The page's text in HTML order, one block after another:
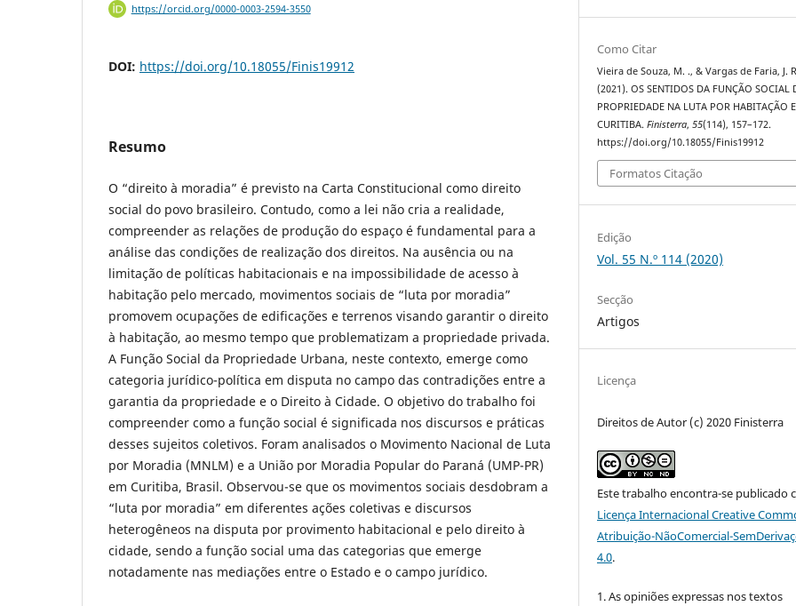
https://orcid.org/0000-0003-2594-3550
DOI: https://doi.org/10.18055/Finis19912
Resumo
O “direito à moradia” é previsto na Carta Constitucional como direito
social do povo brasileiro. Contudo, como a lei não cria a realidade,
compreender as relações de produção do espaço é fundamental para a
análise das condições de realização dos direitos. Na ausência ou na
limitação de políticas habitacionais e na impossibilidade de acesso à
habitação pelo mercado, movimentos sociais de “luta por moradia”
promovem ocupações de edificações e terrenos visando garantir o direito
à habitação, ao mesmo tempo que problematizam a propriedade privada.
A Função Social da Propriedade Urbana, neste contexto, emerge como
categoria jurídico-política em disputa no campo das contradições entre a
garantia da propriedade e o Direito à Cidade. O objetivo do trabalho foi
compreender como a função social é significada nos discursos e práticas
desses sujeitos coletivos. Foram analisados o Movimento Nacional de Luta
por Moradia (MNLM) e a União por Moradia Popular do Paraná (UMP-PR)
em Curitiba, Brasil. Observou-se que os movimentos sociais desdobram a
“luta por moradia” em diferentes ações coletivas e discursos
heterogêneos na disputa por provimento habitacional e pelo direito à
cidade, sendo a função social uma das categorias que emerge
notadamente nas mediações entre o Estado e o campo jurídico.
Como Citar
Vieira de Souza, M. ., & Vargas de Faria, J.
(2021). OS SENTIDOS DA FUNÇÃO SOCIAL
PROPRIEDADE NA LUTA POR HABITAÇÃO
CURITIBA.Finisterra,55(114), 157–172.
https://doi.org/10.18055/Finis19912
Formatos Citação
Edição
Vol. 55 N.º 114 (2020)
Secção
Artigos
Licença
Direitos de Autor (c) 2020 Finisterra
Este trabalho encontra-se publicado
Licença Internacional Creative
Atribuição-NãoComercial-
4.0.
1. As opiniões expressas nos textos